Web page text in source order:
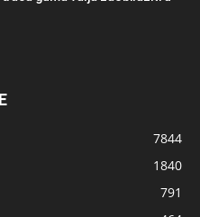
7844
1840
791